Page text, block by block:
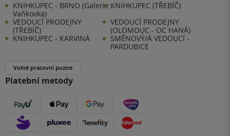
KNIHKUPEC - BRNO (Galerie
Vaňkovka)
KNIHKUPEC (TŘEBÍČ)
VEDOUCÍ PRODEJNY
(TŘEBÍČ)
VEDOUCÍ PRODEJNY
(OLOMOUC - OC HANÁ)
KNIHKUPEC - KARVINÁ
SMĚNOVÝ/Á VEDOUCÍ -
PARDUBICE
Volné pracovní pozice
Platební metody